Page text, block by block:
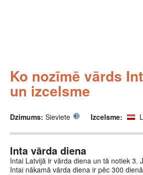
Ko nozīmē vārds
un izcelsme
Dzimums: Sieviete Izcelsme:
Inta vārda diena
Intai Latvijā ir vārda diena un tā notiek 3.
Intai nākamā vārda diena ir pēc 300